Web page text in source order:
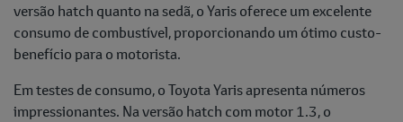
versão hatch quanto na sedã, o Yaris oferece um excelente
consumo de combustível, proporcionando um ótimo custo-
benefício para o motorista.
Em testes de consumo, o Toyota Yaris apresenta números
impressionantes. Na versão hatch com motor 1.3, o